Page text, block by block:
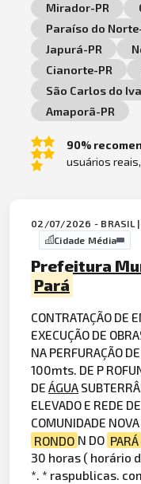
Mirador-PR
Paraíso do
Japurá-PR
Cianorte-PR
São Carlos do
Amaporã-PR
90%
usuários
02/07/2026 - BRASIL |
Cidade Média
Prefeitura
Pará
CONTRATAÇÃO DE
EXECUÇÃO DE
NA PERFURAÇÃO
100mts. DE P
DEÁGUA
ELEVADO E REDE
COMUNIDADE
RONDO N DO PARÁ
30 horas ( horário
*. * raspublicas.